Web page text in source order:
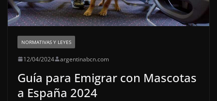
NORMATIVAS Y LEYES
12/04/2024 argentinabcn.com
Guía para Emigrar con Mascotas
a España 2024